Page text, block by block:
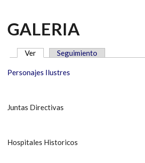
GALERIA
SOLAPAS PRINCIPALES
Ver (solapa activa)
Seguimiento
Personajes Ilustres
Juntas Directivas
Hospitales Historicos